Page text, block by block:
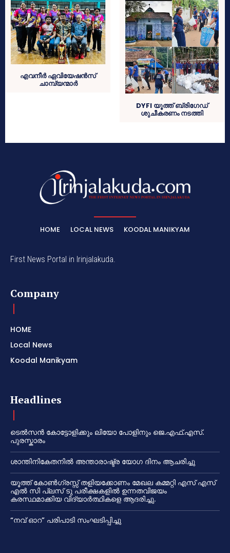
എവനീർ ഏവിയേഷൻസ്
ചാമ്പ്യന്മാർ
DYFI യൂത്ത് ബ്രിഗേഡ്
ശുചീകരണം നടത്തി
HOME LOCAL NEWS KOODAL MANIKYAM
First News Portal in Irinjalakuda.
Company
HOME
Local News
Koodal Manikyam
Headlines
ടെൽസൻ കോട്ടോളിക്കും ലിയോ പോളിനും ജെ.എഫ്.എസ്.
പുരസ്കാരം
ശാന്തിനികേതനിൽ അന്താരാഷ്ട്ര യോഗ ദിനം ആചരിച്ചു
യൂത്ത് കോൺഗ്രസ്സ് തളിയക്കോണം മേഖല കമ്മറ്റി എസ് എസ്
എൽ സി പ്ലസ് ടു പരീക്ഷകളിൽ ഉന്നതവിജയം
കരസ്ഥമാക്കിയ വിദ്യാർത്ഥികളെ ആദരിച്ചു.
“നവ് ഓറ” പരിപാടി സംഘടിപ്പിച്ചു